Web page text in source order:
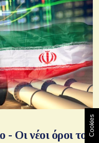
- Οι νέοι όροι τουCookies